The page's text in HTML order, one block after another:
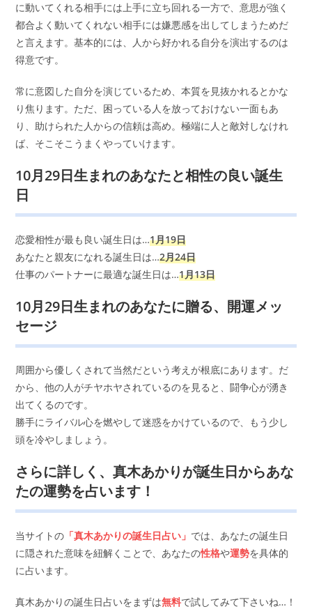
に動いてくれる相手には上手に立ち回れる一方で、意思が強く
都合よく動いてくれない相手には嫌悪感を出してしまうためだ
と言えます。基本的には、人から好かれる自分を演出するのは
得意です。
常に意図した自分を演じているため、本質を見抜かれるとかな
り焦ります。ただ、困っている人を放っておけない一面もあ
り、助けられた人からの信頼は高め。極端に人と敵対しなけれ
ば、そこそこうまくやっていけます。
10月29日生まれのあなたと相性の良い誕生
日
恋愛相性が最も良い誕生日は…1月19日
あなたと親友になれる誕生日は…2月24日
仕事のパートナーに最適な誕生日は…1月13日
10月29日生まれのあなたに贈る、開運メッ
セージ
周囲から優しくされて当然だという考えが根底にあります。だ
から、他の人がチヤホヤされているのを見ると、闘争心が湧き
出てくるのです。
勝手にライバル心を燃やして迷惑をかけているので、もう少し
頭を冷やしましょう。
さらに詳しく、真木あかりが誕生日からあな
たの運勢を占います！
当サイトの 「真木あかりの誕生日占い」 では、あなたの誕生日
に隠された意味を紐解くことで、あなたの性格や運勢を具体的
に占います。
真木あかりの誕生日占いをまずは無料で試してみて下さいね…！